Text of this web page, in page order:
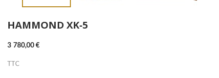
HAMMOND XK-5
3 780,00 €
TTC